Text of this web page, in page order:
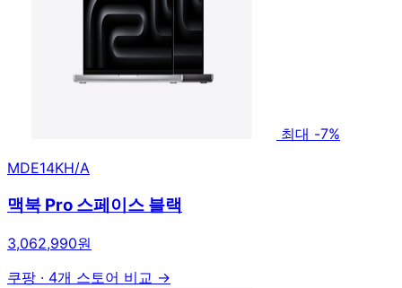
최대 -7%
MDE14KH/A
맥북 Pro 스페이스 블랙
3,062,990원
쿠팡 · 4개 스토어 비교 →